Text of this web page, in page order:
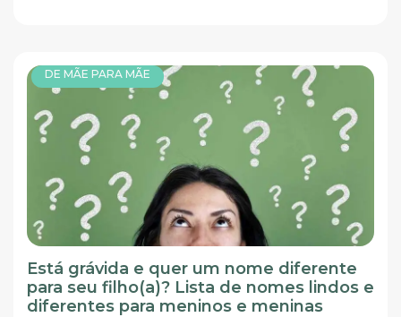
DE MÃE PARA MÃE
Está grávida e quer um nome diferente
para seu filho(a)? Lista de nomes lindos e
diferentes para meninos e meninas